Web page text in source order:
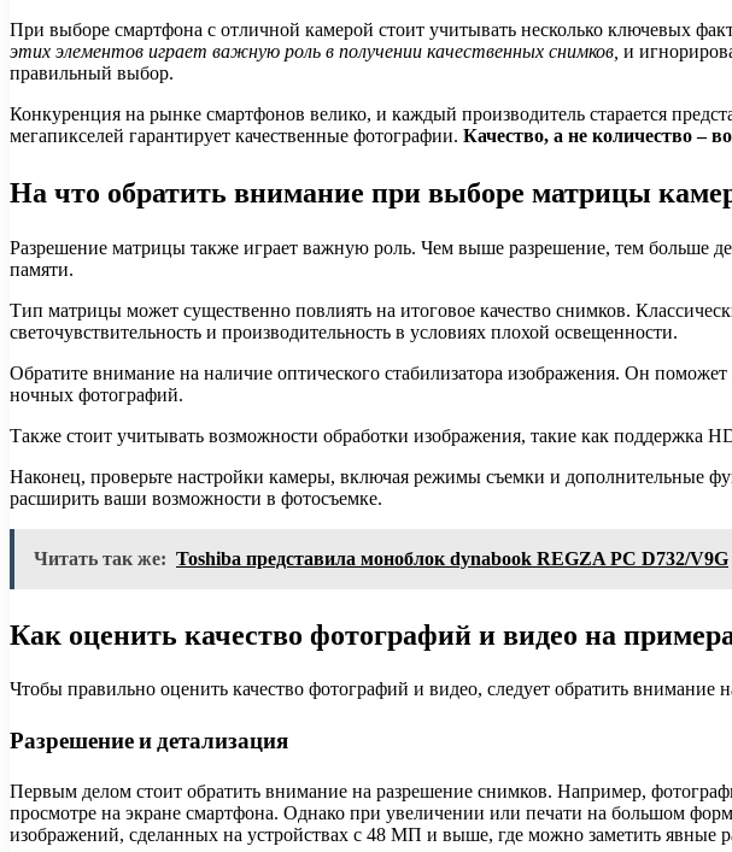
При выборе смартфона с отличной камерой стоит учитывать несколько ключевых
этих элементов играет важную роль в получении качественных снимков, и
правильный выбор.
Конкуренция на рынке смартфонов велико, и каждый производитель старается
мегапикселей гарантирует качественные фотографии. Качество, а не количество –
На что обратить внимание при выборе матрицы
Разрешение матрицы также играет важную роль. Чем выше разрешение, тем больше
памяти.
Тип матрицы может существенно повлиять на итоговое качество снимков.
светочувствительность и производительность в условиях плохой освещенности.
Обратите внимание на наличие оптического стабилизатора изображения. Он
ночных фотографий.
Также стоит учитывать возможности обработки изображения, такие как поддержка
Наконец, проверьте настройки камеры, включая режимы съемки и дополнительные
расширить ваши возможности в фотосъемке.
Читать так же: Toshiba представила моноблок dynabook REGZA PC D732/V9G
Как оценить качество фотографий и видео на
Чтобы правильно оценить качество фотографий и видео, следует обратить
Разрешение и детализация
Первым делом стоит обратить внимание на разрешение снимков. Например,
просмотре на экране смартфона. Однако при увеличении или печати на большом
изображений, сделанных на устройствах с 48 МП и выше, где можно заметить явные